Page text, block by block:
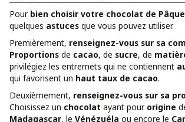
Pour bien choisir votre chocolat de
quelques astuces que vous pouvez utiliser.
Premièrement, renseignez-vous sur sa
Proportions de cacao, de sucre, de
privilégiez les entremets qui ne contiennent
qui favorisent un haut taux de cacao.
Deuxièmement, renseignez-vous sur sa
Choisissez un chocolat ayant pour origine
Madagascar, le Vénézuéla ou encore le